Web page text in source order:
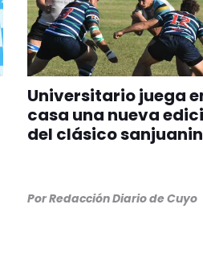
Universitario juega
casa una nueva
del clásico
PorRedacción Diario de Cuyo